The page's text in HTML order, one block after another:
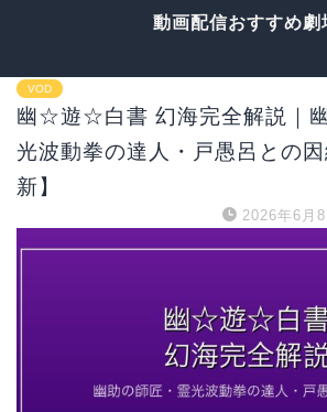
動画配信おすすめ劇
VOD
幽☆遊☆白書 幻海完全解説｜
光波動拳の達人・戸愚呂との
新】
2026年6月8